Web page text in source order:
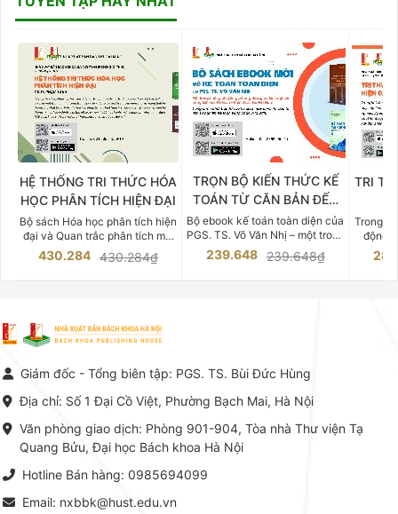
HỆ THỐNG TRI THỨC HÓA
HỌC PHÂN TÍCH HIỆN ĐẠI
Bộ sách Hóa học phân tích hiện
đại và Quan trắc phân tích môi
trường của Cố Giáo sư, Tiến sĩ
Phạm Luận là một trong những
vực Hóa học phân tích tại Việt
Nam hiện nay. Bộ sách mang
đến một hệ thống tri thức hoàn
thuật thực hành -> Ứng dụng
chuyên ngành, được NXB Bách
khoa Hà Nội ấn hành cả hai
phiên bản sách giấy và điện tử.
430.284 430.284₫
TRỌN BỘ KIẾN THỨC KẾ
TOÁN TỪ CĂN BẢN ĐẾN
CHUYÊN SÂU
Bộ ebook kế toán toàn diện của
PGS. TS. Võ Văn Nhị – một trong
những chuyên gia hàng đầu,
giàu kinh nghiệm trong lĩnh vực
239.648 239.648₫
TRI
Trong
động
việc
tế và
tín trong
lý. Các
Giám đốc - Tổng biên tập: PGS. TS. Bùi Đức Hùng
Địa chỉ: Số 1 Đại Cồ Việt, Phường Bạch Mai, Hà Nội
Văn phòng giao dịch: Phòng 901-904, Tòa nhà Thư viện Tạ
Quang Bửu, Đại học Bách khoa Hà Nội
Hotline Bán hàng: 0985694099
Email: nxbbk@hust.edu.vn